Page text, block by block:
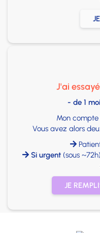
J'ai
- de 1
Mon compte
Vous avez alors

 Si urgent(sous
JE